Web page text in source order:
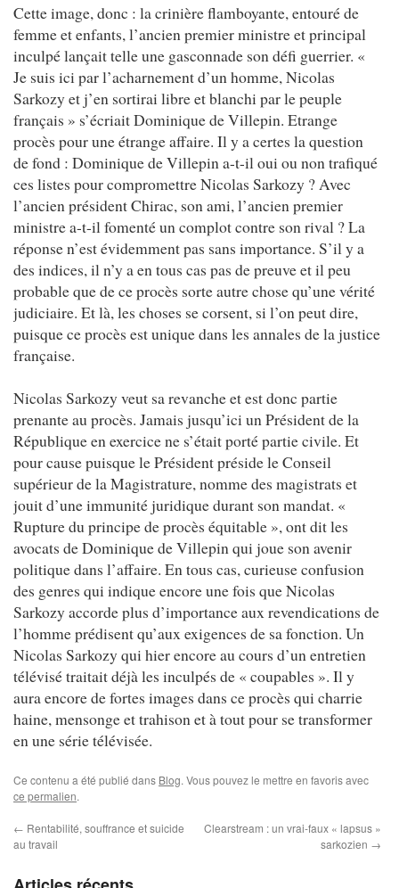
Cette image, donc : la crinière flamboyante, entouré de
femme et enfants, l’ancien premier ministre et principal
inculpé lançait telle une gasconnade son défi guerrier. «
Je suis ici par l’acharnement d’un homme, Nicolas
Sarkozy et j’en sortirai libre et blanchi par le peuple
français » s’écriait Dominique de Villepin. Etrange
procès pour une étrange affaire. Il y a certes la question
de fond : Dominique de Villepin a-t-il oui ou non trafiqué
ces listes pour compromettre Nicolas Sarkozy ? Avec
l’ancien président Chirac, son ami, l’ancien premier
ministre a-t-il fomenté un complot contre son rival ? La
réponse n’est évidemment pas sans importance. S’il y a
des indices, il n’y a en tous cas pas de preuve et il peu
probable que de ce procès sorte autre chose qu’une vérité
judiciaire. Et là, les choses se corsent, si l’on peut dire,
puisque ce procès est unique dans les annales de la justice
française.
Nicolas Sarkozy veut sa revanche et est donc partie
prenante au procès. Jamais jusqu’ici un Président de la
République en exercice ne s’était porté partie civile. Et
pour cause puisque le Président préside le Conseil
supérieur de la Magistrature, nomme des magistrats et
jouit d’une immunité juridique durant son mandat. «
Rupture du principe de procès équitable », ont dit les
avocats de Dominique de Villepin qui joue son avenir
politique dans l’affaire. En tous cas, curieuse confusion
des genres qui indique encore une fois que Nicolas
Sarkozy accorde plus d’importance aux revendications de
l’homme prédisent qu’aux exigences de sa fonction. Un
Nicolas Sarkozy qui hier encore au cours d’un entretien
télévisé traitait déjà les inculpés de « coupables ». Il y
aura encore de fortes images dans ce procès qui charrie
haine, mensonge et trahison et à tout pour se transformer
en une série télévisée.
Ce contenu a été publié dans Blog. Vous pouvez le mettre en favoris avec
ce permalien.
← Rentabilité, souffrance et suicide
au travail
Clearstream : un vrai-faux « lapsus »
sarkozien →